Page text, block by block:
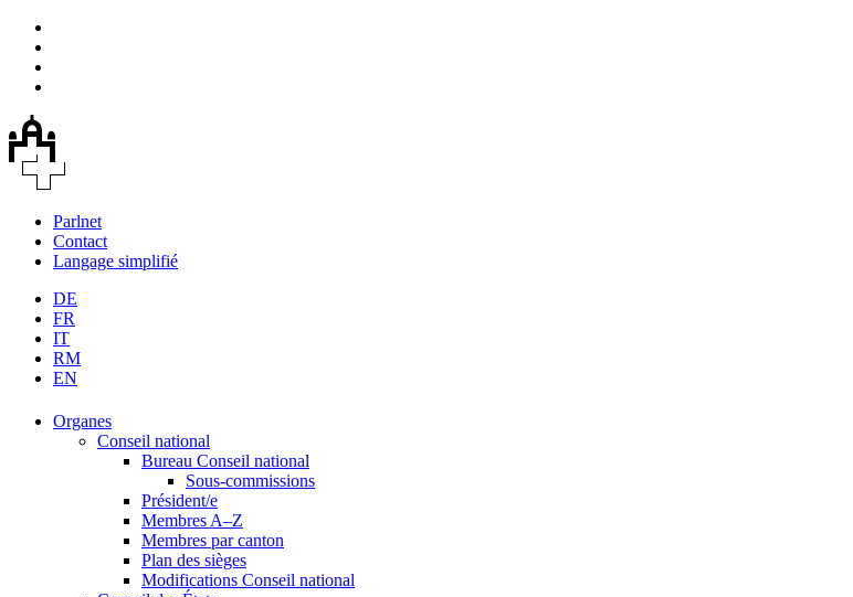
Parlnet
Contact
Langage simplifié
DE
FR
IT
RM
EN
Organes
Conseil national
Bureau Conseil national
Sous-commissions
Président/e
Membres A–Z
Membres par canton
Plan des sièges
Modifications Conseil national